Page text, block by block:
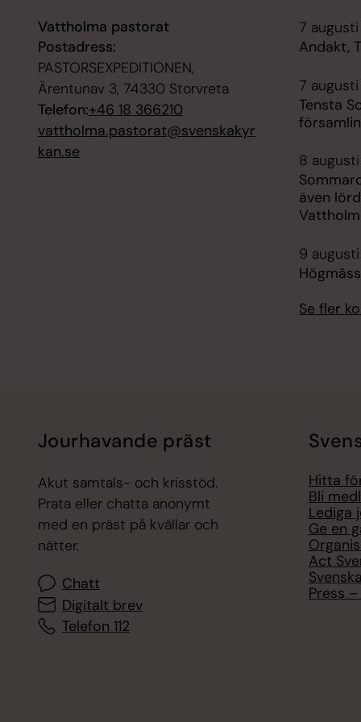
Vattholma pastorat
Postadress:
PASTORSEXPEDITIONEN,
Ärentunav 3, 74330 Storvreta
Telefon:+46 18 366210
vattholma.pastorat@svenskakyr
kan.se
7 augusti
Andakt,
7 augusti
Tensta
8 augusti
även
9 augusti
Se fler
Jourhavande präst
Akut samtals- och krisstöd.
Prata eller chatta anonymt
med en präst på kvällar och
nätter.
Chatt
Digitalt brev
Telefon 112
Hitta
Bli
Lediga
Ge en
Act
Press